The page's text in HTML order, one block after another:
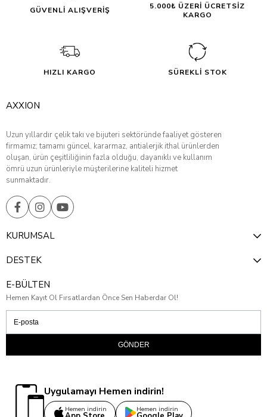
GÜVENLİ ALIŞVERİŞ
5.000₺ ÜZERİ ÜCRETSİZ
KARGO
HIZLI KARGO SÜREKLİ STOK
AXXION
Uzun yıllardır çelik takı ve bijuteri sektöründe faaliyet gösteren
firmamız; tamamı güncel, kararmaz, antialerjik ithal ürünlerden
oluşan, ürün çeşitliliğinin fazla olduğu, dayanıklı ve kullanım
ömrü uzun ürünleriyle müşterilerine kaliteli hizmet
sunmaktadır.
KURUMSAL
DESTEK
E-BÜLTEN
Hemen Kayıt Ol Fırsatlardan Önce Sen Haberdar Ol!
GÖNDER
Uygulamayı Hemen indirin!
Hemen indirin Hemen indirin